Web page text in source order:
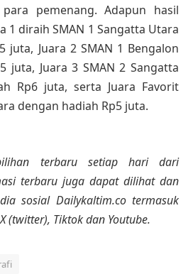
pemenang. Adapun hasil
1 diraih SMAN 1 Sangatta Utara
juta, Juara 2 SMAN 1 Bengalon
juta, Juara 3 SMAN 2 Sangatta
Rp6 juta, serta Juara Favorit
dengan hadiah Rp5 juta.
terbaru setiap hari dari
terbaru juga dapat dilihat dan
sosial Dailykaltim.co termasuk
(twitter), Tiktok dan Youtube.